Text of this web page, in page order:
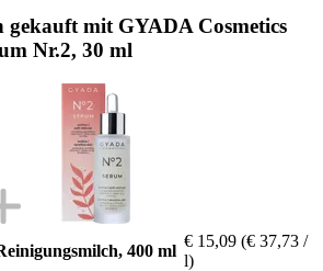
gekauft mit GYADA Cosmetics
Nr.2, 30 ml
400 ml
€ 15,09 (€ 37,73 /
l)